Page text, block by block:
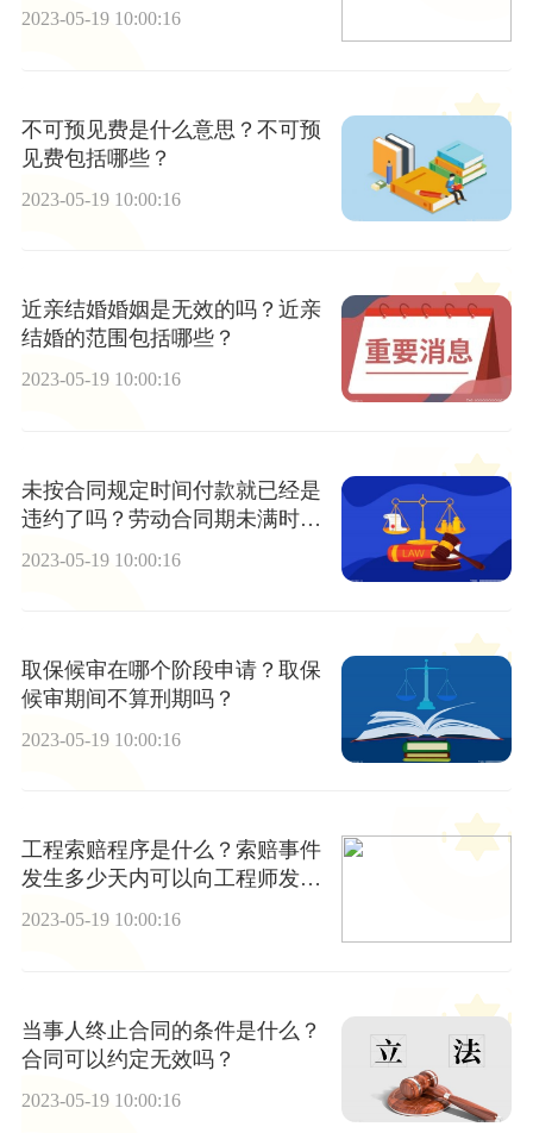
2023-05-19 10:00:16
不可预见费是什么意思？不可预
见费包括哪些？
2023-05-19 10:00:16
近亲结婚婚姻是无效的吗？近亲
结婚的范围包括哪些？
2023-05-19 10:00:16
未按合同规定时间付款就已经是
违约了吗？劳动合同期未满时候
2023-05-19 10:00:16
取保候审在哪个阶段申请？取保
候审期间不算刑期吗？
2023-05-19 10:00:16
工程索赔程序是什么？索赔事件
发生多少天内可以向工程师发出
索赔意向通知？
2023-05-19 10:00:16
当事人终止合同的条件是什么？
合同可以约定无效吗？
2023-05-19 10:00:16